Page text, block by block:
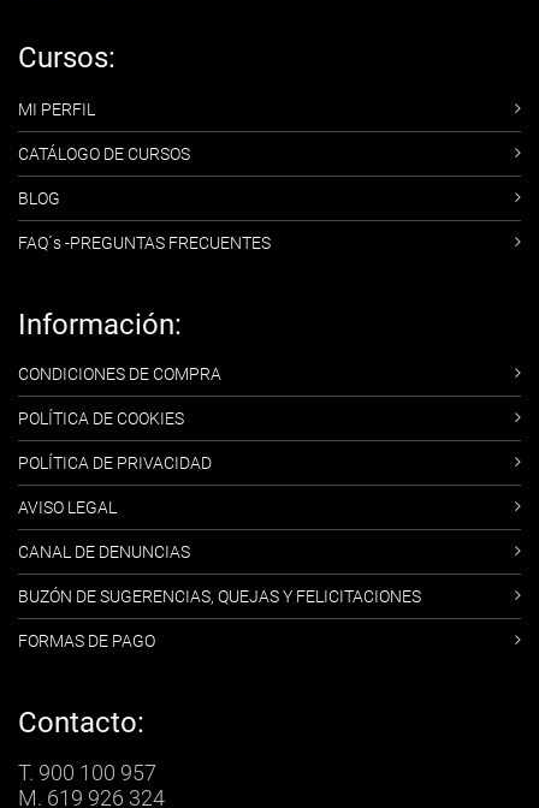
Cursos:
MI PERFIL
CATÁLOGO DE CURSOS
BLOG
FAQ´s -PREGUNTAS FRECUENTES
Información:
CONDICIONES DE COMPRA
POLÍTICA DE COOKIES
POLÍTICA DE PRIVACIDAD
AVISO LEGAL
CANAL DE DENUNCIAS
BUZÓN DE SUGERENCIAS, QUEJAS Y FELICITACIONES
FORMAS DE PAGO
Contacto:
T. 900 100 957
M. 619 926 324